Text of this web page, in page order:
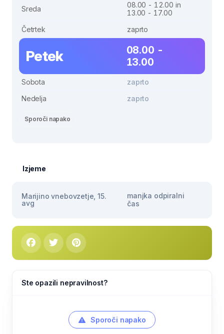
Sreda
08.00 - 12.00 in
13.00 - 17.00
Četrtek
zaprto
Petek
08.00 -
13.00
Sobota
zaprto
Nedelja
zaprto
Sporoči napako
Izjeme
Marijino vnebovzetje, 15.
avg
manjka odpiralni
čas
Ste opazili nepravilnost?
Sporoči napako